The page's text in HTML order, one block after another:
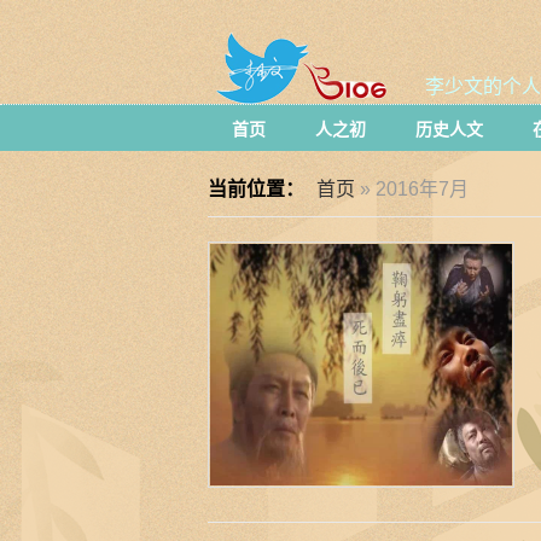
李少文的个
首页 人之初 历史人文
当前位置： 首页 » 2016年7月